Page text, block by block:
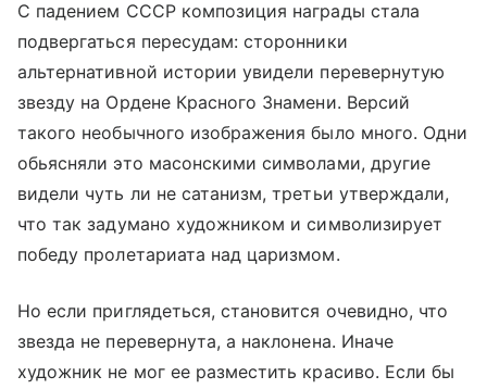
С падением СССР композиция награды стала
подвергаться пересудам: сторонники
альтернативной истории увидели перевернутую
звезду на Ордене Красного Знамени. Версий
такого необычного изображения было много. Одни
обьясняли это масонскими символами, другие
видели чуть ли не сатанизм, третьи утверждали,
что так задумано художником и символизирует
победу пролетариата над царизмом.
Но если приглядеться, становится очевидно, что
звезда не перевернута, а наклонена. Иначе
художник не мог ее разместить красиво. Если бы